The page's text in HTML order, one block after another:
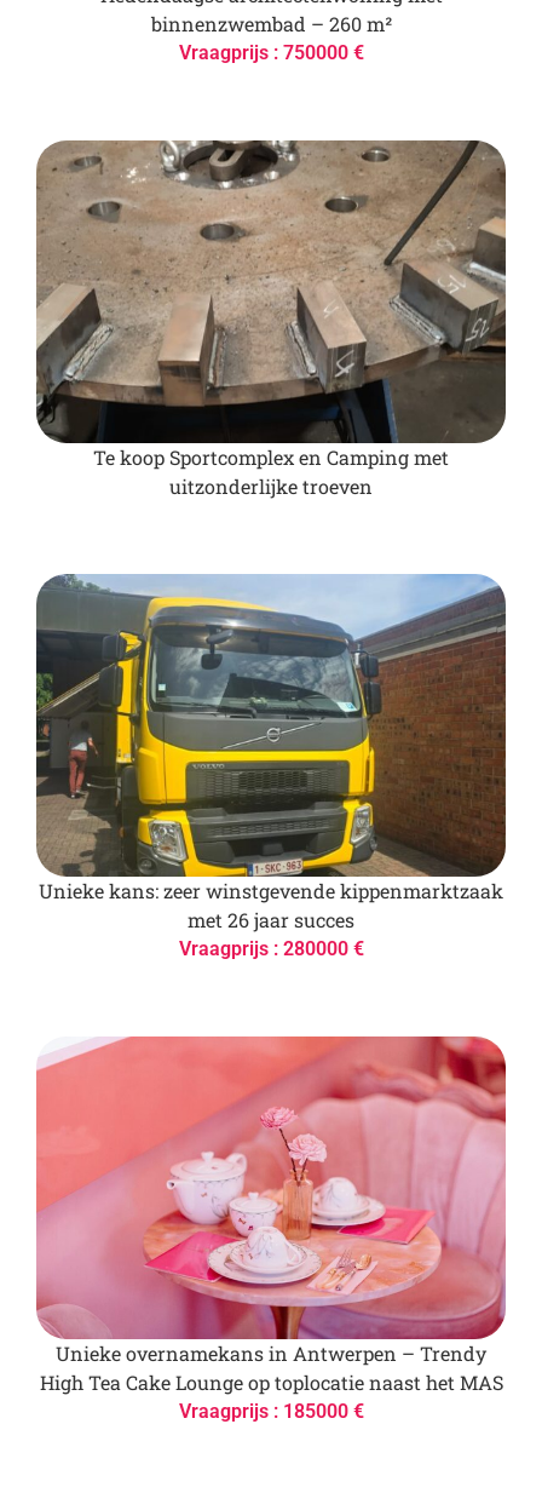
binnenzwembad – 260 m²
Vraagprijs : 750000 €
Te koop Sportcomplex en Camping met
uitzonderlijke troeven
Unieke kans: zeer winstgevende kippenmarktzaak
met 26 jaar succes
Vraagprijs : 280000 €
Unieke overnamekans in Antwerpen – Trendy
High Tea Cake Lounge op toplocatie naast het MAS
Vraagprijs : 185000 €